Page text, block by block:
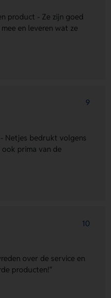
product - Ze zijn goed
en leveren wat ze
9
Netjes bedrukt volgens
prima van de
10
over de service en
producten!"